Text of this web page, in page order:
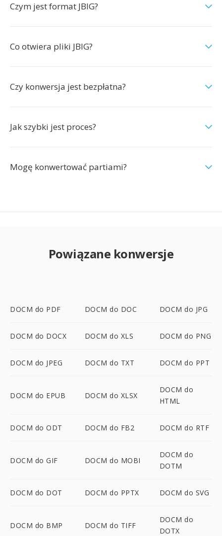
Czym jest format JBIG?
Co otwiera pliki JBIG?
Czy konwersja jest bezpłatna?
Jak szybki jest proces?
Mogę konwertować partiami?
Powiązane konwersje
DOCM do PDF DOCM do DOC DOCM do JPG
DOCM do DOCX DOCM do XLS DOCM do PNG
DOCM do JPEG DOCM do TXT DOCM do PPT
DOCM do EPUB DOCM do XLSX
DOCM do
HTML
DOCM do ODT DOCM do FB2 DOCM do RTF
DOCM do GIF DOCM do MOBI
DOCM do
DOTM
DOCM do DOT DOCM do PPTX DOCM do SVG
DOCM do BMP DOCM do TIFF
DOCM do
DOTX